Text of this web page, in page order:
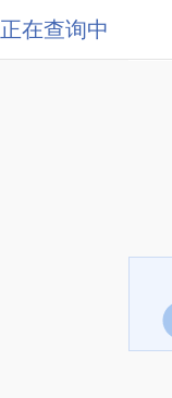
正在查询中